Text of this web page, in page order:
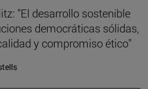
"El desarrollo sostenible
democráticas sólidas,
y compromiso ético"